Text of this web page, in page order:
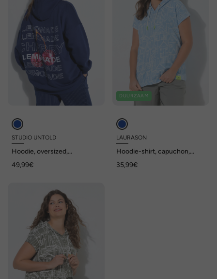
STUDIO UNTOLD
Hoodie, oversized,
49,99€
DUURZAAM
LAURASON
Hoodie-shirt, capuchon,
35,99€